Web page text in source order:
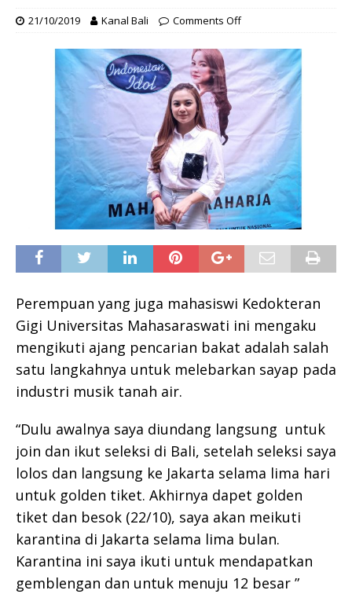
21/10/2019 Kanal Bali Comments Off
Perempuan yang juga mahasiswi Kedokteran
Gigi Universitas Mahasaraswati ini mengaku
mengikuti ajang pencarian bakat adalah salah
satu langkahnya untuk melebarkan sayap pada
industri musik tanah air.
“Dulu awalnya saya diundang langsung untuk
join dan ikut seleksi di Bali, setelah seleksi saya
lolos dan langsung ke Jakarta selama lima hari
untuk golden tiket. Akhirnya dapet golden
tiket dan besok (22/10), saya akan meikuti
karantina di Jakarta selama lima bulan.
Karantina ini saya ikuti untuk mendapatkan
gemblengan dan untuk menuju 12 besar ”